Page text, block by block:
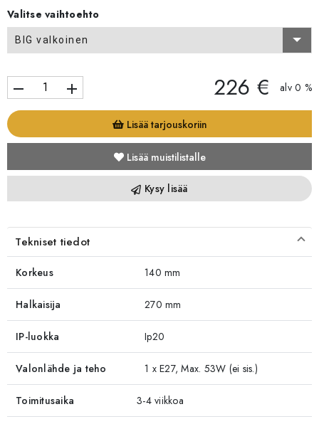
Valitse vaihtoehto
BIG valkoinen
remove add 226 € alv 0 %
Lisää tarjouskoriin
Lisää muistilistalle
Kysy lisää
Tekniset tiedot
Korkeus 140 mm
Halkaisija 270 mm
IP-luokka Ip20
Valonlähde ja teho 1 x E27, Max. 53W (ei sis.)
Toimitusaika 3-4 viikkoa